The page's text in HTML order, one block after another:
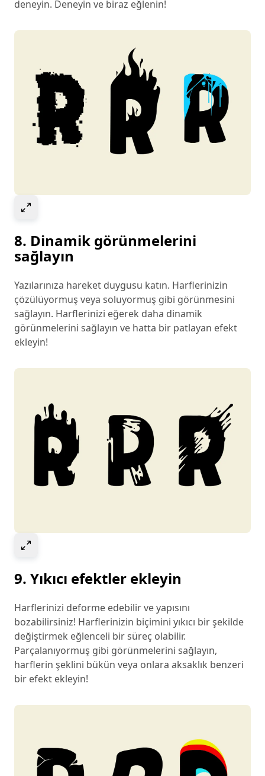
deneyin. Deneyin ve biraz eğlenin!
8. Dinamik görünmelerini
sağlayın
Yazılarınıza hareket duygusu katın. Harflerinizin
çözülüyormuş veya soluyormuş gibi görünmesini
sağlayın. Harflerinizi eğerek daha dinamik
görünmelerini sağlayın ve hatta bir patlayan efekt
ekleyin!
9. Yıkıcı efektler ekleyin
Harflerinizi deforme edebilir ve yapısını
bozabilirsiniz! Harflerinizin biçimini yıkıcı bir şekilde
değiştirmek eğlenceli bir süreç olabilir.
Parçalanıyormuş gibi görünmelerini sağlayın,
harflerin şeklini bükün veya onlara aksaklık benzeri
bir efekt ekleyin!